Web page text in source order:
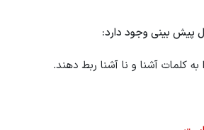
پیش بینی وجود دارد:
كلمات آشنا و نا آشنا ربط دهند.